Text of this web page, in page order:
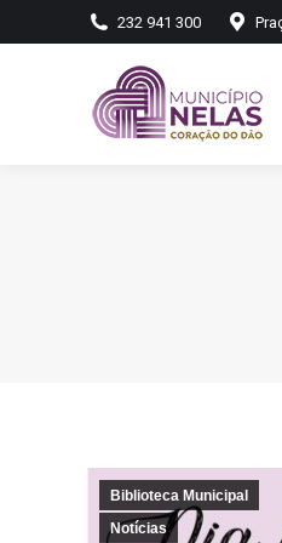
232 941 300
Biblioteca Municipal
Notícias